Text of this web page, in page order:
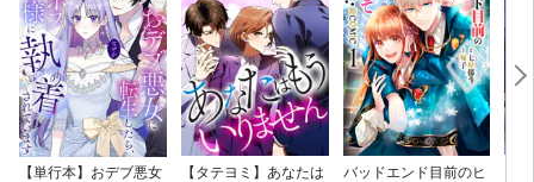
【単行本】おデブ悪女
【タテヨミ】あなたは
バッドエンド目前のヒ